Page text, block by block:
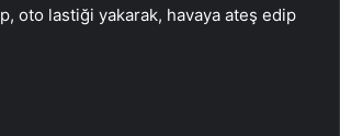
oto lastiği yakarak, havaya ateş edip